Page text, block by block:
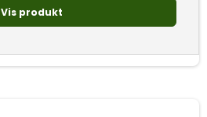
Vis produkt